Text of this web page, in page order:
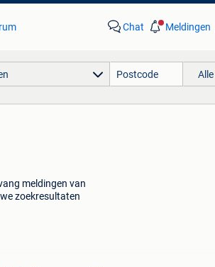
Chat Meldingen
meldingen van
zoekresultaten